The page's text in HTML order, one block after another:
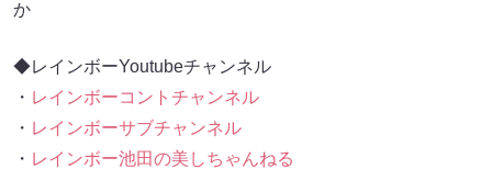
か
◆レインボーYoutubeチャンネル
・ レインボーコントチャンネル
・ レインボーサブチャンネル
・ レインボー池田の美しちゃんねる